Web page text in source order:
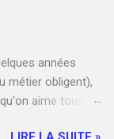
les liens de
des sorties
à y jeter un oeil !
années
métier obligent),
aime tous ici